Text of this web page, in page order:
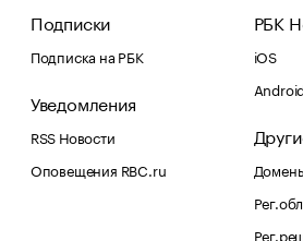
Подписки
Подписка на РБК
Уведомления
RSS Новости
Оповещения RBC.ru
РБК
iOS